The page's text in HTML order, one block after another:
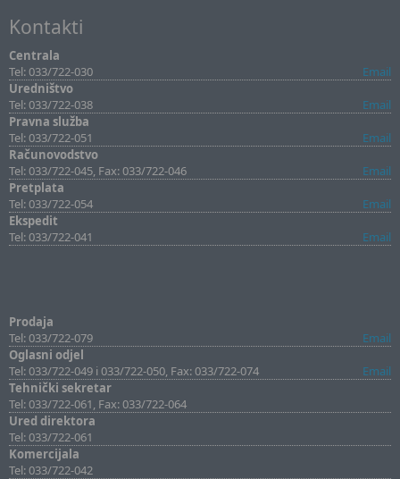
Kontakti
Centrala
Tel: 033/722-030
Email
Uredništvo
Tel: 033/722-038
Email
Pravna služba
Tel: 033/722-051
Email
Računovodstvo
Tel: 033/722-045, Fax: 033/722-046
Email
Pretplata
Tel: 033/722-054
Email
Ekspedit
Tel: 033/722-041
Email
Prodaja
Tel: 033/722-079
Email
Oglasni odjel
Tel: 033/722-049 i 033/722-050, Fax: 033/722-074
Email
Tehnički sekretar
Tel: 033/722-061, Fax: 033/722-064
Ured direktora
Tel: 033/722-061
Komercijala
Tel: 033/722-042